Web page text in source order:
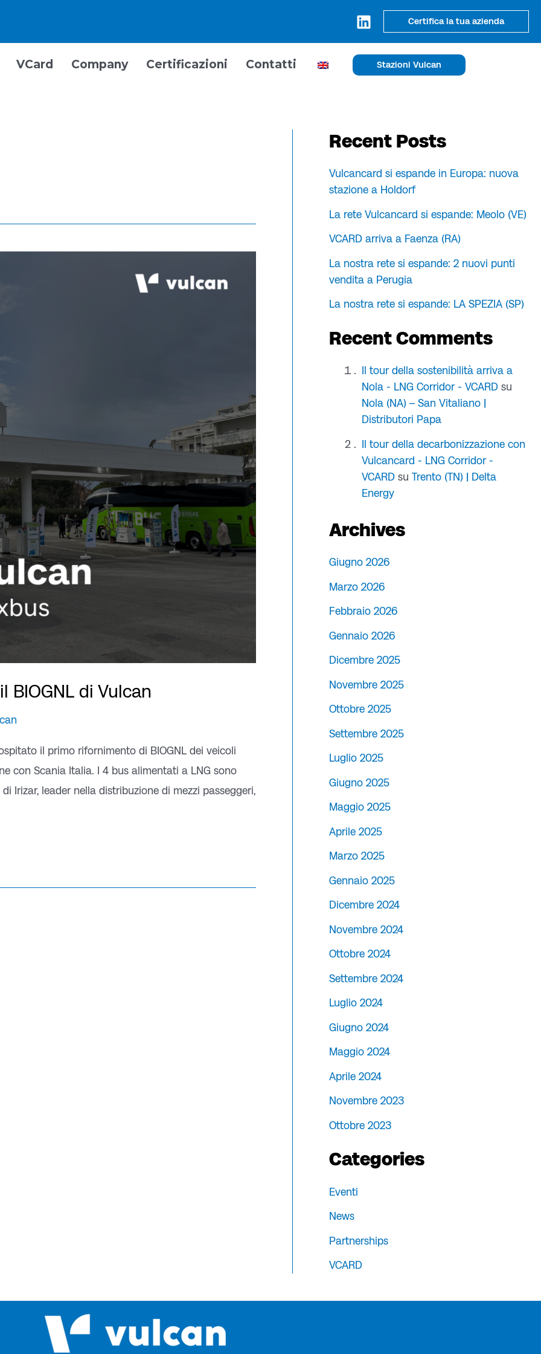
Certifica la tua azienda
VCard Company Certificazioni Contatti Stazioni Vulcan
di Vulcan
il primo rifornimento di BIOGNL dei veicoli
con Scania Italia. I 4 bus alimentati a LNG sono
Irizar, leader nella distribuzione di mezzi passeggeri,
Recent Posts
Vulcancard si espande in Europa: nuova
stazione a Holdorf
La rete Vulcancard si espande: Meolo (VE)
VCARD arriva a Faenza (RA)
La nostra rete si espande: 2 nuovi punti
vendita a Perugia
La nostra rete si espande: LA SPEZIA (SP)
Recent Comments
Il tour della sostenibilità arriva a
Nola - LNG Corridor - VCARDsu
Nola (NA) – San Vitaliano |
Distributori Papa
Il tour della decarbonizzazione con
Vulcancard - LNG Corridor -
VCARDsu Trento (TN) | Delta
Energy
Archives
Giugno 2026
Marzo 2026
Febbraio 2026
Gennaio 2026
Dicembre 2025
Novembre 2025
Ottobre 2025
Settembre 2025
Luglio 2025
Giugno 2025
Maggio 2025
Aprile 2025
Marzo 2025
Gennaio 2025
Dicembre 2024
Novembre 2024
Ottobre 2024
Settembre 2024
Luglio 2024
Giugno 2024
Maggio 2024
Aprile 2024
Novembre 2023
Ottobre 2023
Categories
Eventi
News
Partnerships
VCARD